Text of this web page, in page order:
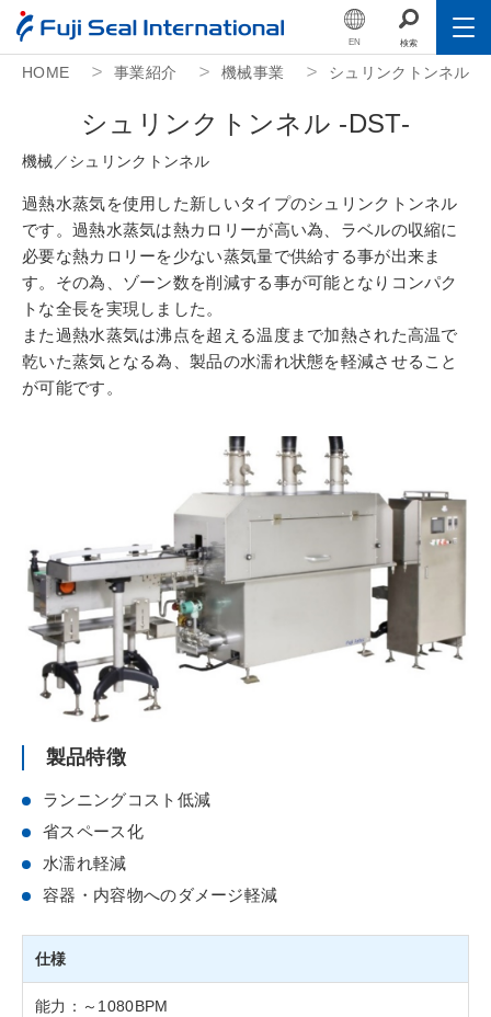
EN 検索
HOME 事業紹介 機械事業 シュリンクトンネル -
シ ュ リ ンク ト ンネ ル -DST-
機械 ／シ ュ リ ンク ト ンネル
過熱水蒸気を使用した新しいタイプのシュリンクトンネル
です。過熱水蒸気は熱カロリーが高い為、ラベルの収縮に
必要な熱カロリーを少ない蒸気量で供給する事が出来ま
す。その為、ゾーン数を削減する事が可能となりコンパク
トな全長を実現しました。
また過熱水蒸気は沸点を超える温度まで加熱された高温で
乾いた蒸気となる為、製品の水濡れ状態を軽減させること
が可能です。
製品特徴
ランニングコスト低減
省スペース化
水濡れ軽減
容器・内容物へのダメージ軽減
仕様
能力：～1080BPM
サステナビリティ
IR（投資家情報）
人的資本
採用情報
個人情報保護方針
サイトポリシー